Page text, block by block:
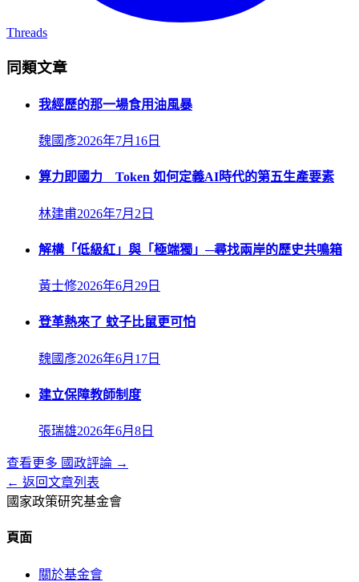
Threads
同類文章
我經歷的那一場食用油風暴
魏國彥2026年7月16日
算力即國力 Token 如何定義AI時代的第五生產要素
林建甫2026年7月2日
解構「低級紅」與「極端獨」─尋找兩岸的歷史共鳴箱
黃士修2026年6月29日
登革熱來了 蚊子比鼠更可怕
魏國彥2026年6月17日
建立保障教師制度
張瑞雄2026年6月8日
查看更多 國政評論 →
← 返回文章列表
國家政策研究基金會
頁面
關於基金會